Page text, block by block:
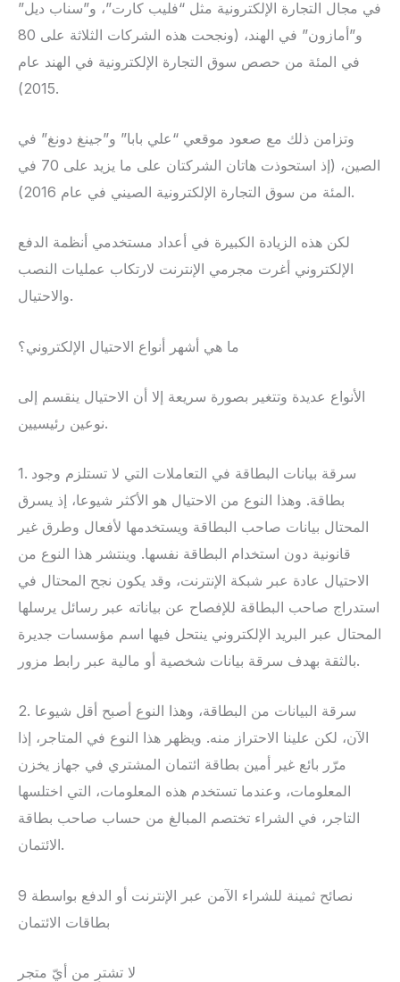
في مجال التجارة الإلكترونية مثل “فليب كارت”، و”سناب ديل”
و”أمازون” في الهند، (ونجحت هذه الشركات الثلاثة على 80
في المئة من حصص سوق التجارة الإلكترونية في الهند عام
2015).
وتزامن ذلك مع صعود موقعي “علي بابا” و”جينغ دونغ” في
الصين، (إذ استحوذت هاتان الشركتان على ما يزيد على 70 في
المئة من سوق التجارة الإلكترونية الصيني في عام 2016).
لكن هذه الزيادة الكبيرة في أعداد مستخدمي أنظمة الدفع
الإلكتروني أغرت مجرمي الإنترنت لارتكاب عمليات النصب
والاحتيال.
ما هي أشهر أنواع الاحتيال الإلكتروني؟
الأنواع عديدة وتتغير بصورة سريعة إلا أن الاحتيال ينقسم إلى
نوعين رئيسيين.
1. سرقة بيانات البطاقة في التعاملات التي لا تستلزم وجود
بطاقة. وهذا النوع من الاحتيال هو الأكثر شيوعا، إذ يسرق
المحتال بيانات صاحب البطاقة ويستخدمها لأفعال وطرق غير
قانونية دون استخدام البطاقة نفسها. وينتشر هذا النوع من
الاحتيال عادة عبر شبكة الإنترنت، وقد يكون نجح المحتال في
استدراج صاحب البطاقة للإفصاح عن بياناته عبر رسائل يرسلها
المحتال عبر البريد الإلكتروني ينتحل فيها اسم مؤسسات جديرة
بالثقة بهدف سرقة بيانات شخصية أو مالية عبر رابط مزور.
2. سرقة البيانات من البطاقة، وهذا النوع أصبح أقل شيوعا
الآن، لكن علينا الاحتراز منه. ويظهر هذا النوع في المتاجر، إذا
مرّر بائع غير أمين بطاقة ائتمان المشتري في جهاز يخزن
المعلومات، وعندما تستخدم هذه المعلومات، التي اختلسها
التاجر، في الشراء تختصم المبالغ من حساب صاحب بطاقة
الائتمان.
9 نصائح ثمينة للشراء الآمن عبر الإنترنت أو الدفع بواسطة
بطاقات الائتمان
لا تشترِ من أيّ متجر